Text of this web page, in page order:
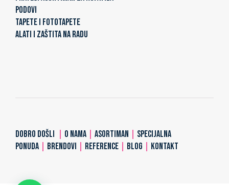
PODOVI
TAPETE I FOTOTAPETE
ALATI I ZAŠTITA NA RADU
DOBRO DOŠLI O NAMA ASORTIMAN
SPECIJALNA
PONUDA
BRENDOVI REFERENCE BLOG KONTAKT